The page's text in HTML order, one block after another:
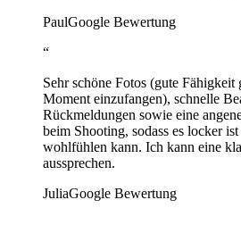
PaulGoogle Bewertung
“
Sehr schöne Fotos (gute Fähigkeit
Moment einzufangen), schnelle
Rückmeldungen sowie eine
beim Shooting, sodass es locker
wohlfühlen kann. Ich kann eine
aussprechen.
JuliaGoogle Bewertung